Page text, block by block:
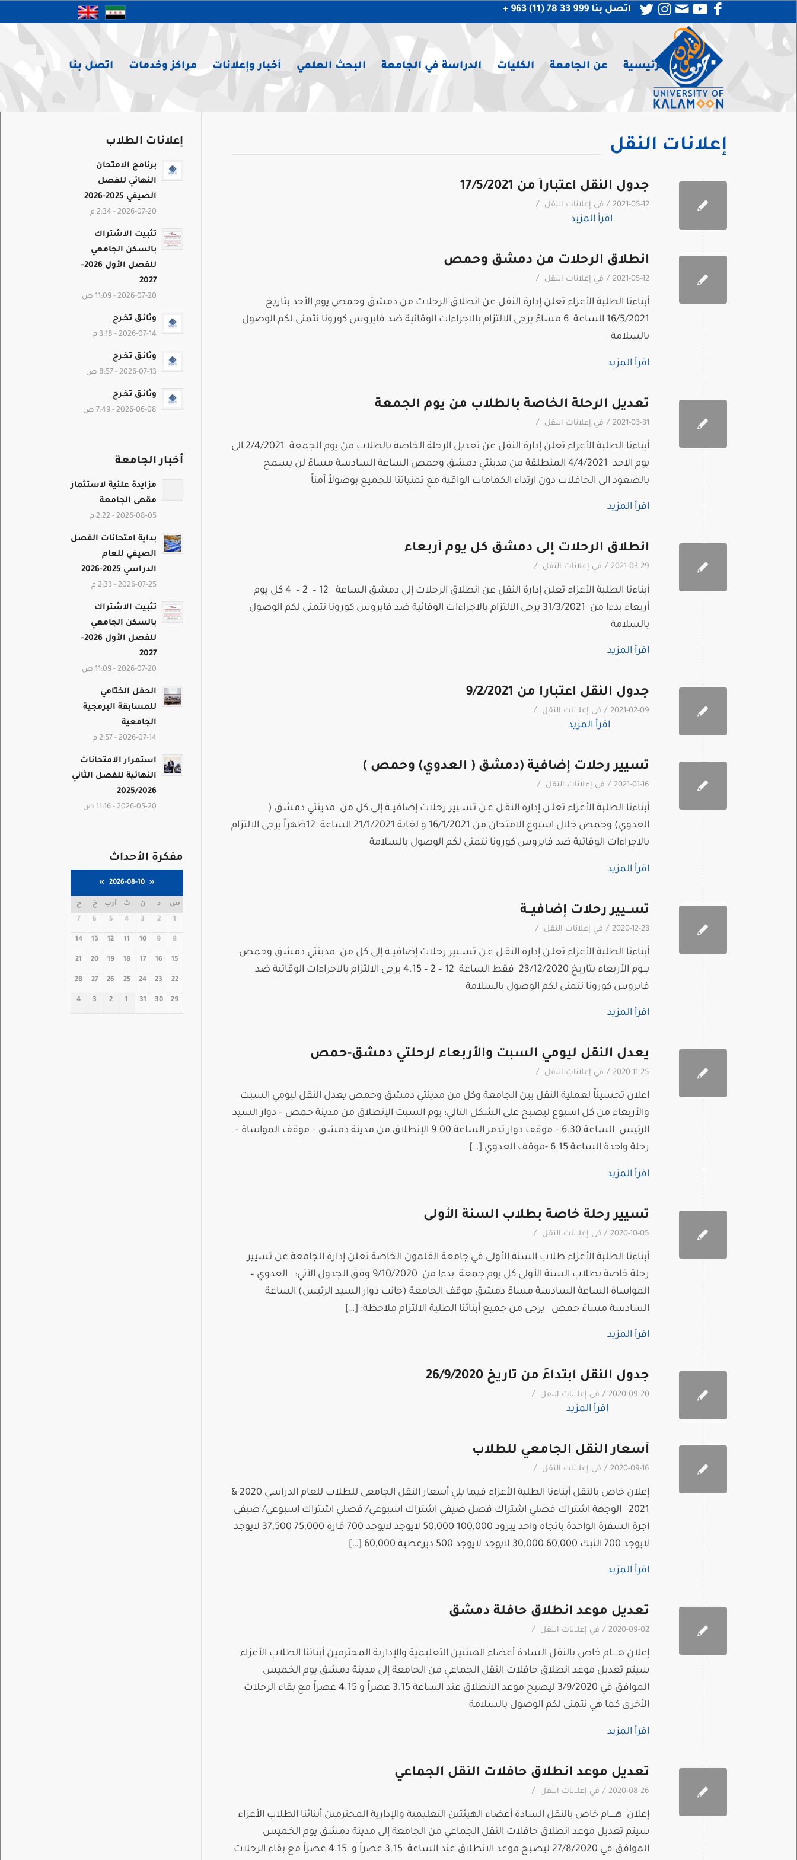
اتصل بنا 999 33 78 (11) 963 +
الرئيسية عن الجامعة الكليات الدراسة في الجامعة البحث العلمي أخبار وإعلانات مراكز وخدمات اتصل بنا
إعلانات النقل
جدول النقل اعتباراً من 17/5/2021
2021-05-12
/ في إعلانات النقل /
اقرأ المزيد
انطلاق الرحلات من دمشق وحمص
2021-05-12
/ في إعلانات النقل /
أبناءنا الطلبة الأعزاء تعلن إدارة النقل عن انطلاق الرحلات من دمشق وحمص يوم الأحد بتاريخ
16/5/2021 الساعة 6 مساءً يرجى الالتزام بالاجراءات الوقائية ضد فايروس كورونا نتمنى لكم الوصول
بالسلامة
اقرأ المزيد
تعديل الرحلة الخاصة بالطلاب من يوم الجمعة
2021-03-31
/ في إعلانات النقل /
أبناءنا الطلبة الأعزاء تعلن إدارة النقل عن تعديل الرحلة الخاصة بالطلاب من يوم الجمعة 2/4/2021 الى
يوم الاحد 4/4/2021 المنطلقة من مدينتي دمشق وحمص الساعة السادسة مساءً لن يسمح
بالصعود الى الحافلات دون ارتداء الكمامات الواقية مع تمنياتنا للجميع بوصولاً آمناً
اقرأ المزيد
انطلاق الرحلات إلى دمشق كل يوم أربعاء
2021-03-29
/ في إعلانات النقل /
أبناءنا الطلبة الأعزاء تعلن إدارة النقل عن انطلاق الرحلات إلى دمشق الساعة 12 – 2 – 4 كل يوم
أربعاء بدءا من 31/3/2021 يرجى الالتزام بالاجراءات الوقائية ضد فايروس كورونا نتمنى لكم الوصول
بالسلامة
اقرأ المزيد
جدول النقل اعتباراً من 9/2/2021
2021-02-09
/ في إعلانات النقل /
اقرأ المزيد
تسيير رحلات إضافية (دمشق ( العدوي) وحمص )
2021-01-16
/ في إعلانات النقل /
أبناءنا الطلبة الأعزاء تعلـن إدارة النقـل عـن تســيير رحلات إضافيــة إلى كل من مدينتي دمشق (
العدوي) وحمص خلال اسبوع الامتحان من 16/1/2021 و لغاية 21/1/2021 الساعة 12ظهراً يرجى الالتزام
بالاجراءات الوقائية ضد فايروس كورونا نتمنى لكم الوصول بالسلامة
اقرأ المزيد
تســيير رحلات إضافيــة
2020-12-23
/ في إعلانات النقل /
أبناءنا الطلبة الأعزاء تعلـن إدارة النقـل عـن تســيير رحلات إضافيــة إلى كل من مدينتي دمشق وحمص
يـــوم الأربعاء بتاريخ 23/12/2020 فقط الساعة 12 – 2 – 4.15 يرجى الالتزام بالاجراءات الوقائية ضد
فايروس كورونا نتمنى لكم الوصول بالسلامة
اقرأ المزيد
يعدل النقل ليومي السبت والأربعاء لرحلتي دمشق-حمص
2020-11-25
/ في إعلانات النقل /
اعلان تحسيناً لعملية النقل بين الجامعة وكل من مدينتي دمشق وحمص يعدل النقل ليومي السبت
والأربعاء من كل اسبوع ليصبح على الشكل التالي: يوم السبت الإنطلاق من مدينة حمص – دوار السيد
الرئيس الساعة 6.30 – موقف دوار تدمر الساعة 9.00 الإنطلاق من مدينة دمشق – موقف المواساة –
رحلة واحدة الساعة 6.15 -موقف العدوي […]
اقرأ المزيد
تسيير رحلة خاصة بطلاب السنة الأولى
2020-10-05
/ في إعلانات النقل /
أبناءنا الطلبة الأعزاء طلاب السنة الأولى في جامعة القلمون الخاصة تعلن إدارة الجامعة عن تسيير
رحلة خاصة بطلاب السنة الأولى كل يوم جمعة بدءا من 9/10/2020 وفق الجدول الآتي: العدوي –
المواساة الساعة السادسة مساءً دمشق موقف الجامعة (جانب دوار السيد الرئيس) الساعة
السادسة مساءً حمص يرجى من جميع أبنائنا الطلبة الالتزام ملاحظة: […]
اقرأ المزيد
جدول النقل ابتداءً من تاريخ 26/9/2020
2020-09-20
/ في إعلانات النقل /
اقرأ المزيد
أسعار النقل الجامعي للطلاب
2020-09-16
/ في إعلانات النقل /
إعلان خاص بالنقل أبناءنا الطلبة الأعزاء فيما يلي أسعار النقل الجامعي للطلاب للعام الدراسي 2020 &
2021 الوجهة اشتراك فصلي اشتراك فصل صيفي اشتراك اسبوعي/ فصلي اشتراك اسبوعي/ صيفي
اجرة السفرة الواحدة باتجاه واحد يبرود 100,000 50,000 لايوجد لايوجد 700 قارة 75,000 37,500 لايوجد
لايوجد 700 النبك 60,000 30,000 لايوجد لايوجد 500 ديرعطية 60,000 […]
اقرأ المزيد
تعديل موعد انطلاق حافلة دمشق
2020-09-02
/ في إعلانات النقل /
إعلان هـــــام خاص بالنقل السادة أعضاء الهيئتين التعليمية والإدارية المحترمين أبنائنا الطلاب الأعزاء
سيتم تعديل موعد انطلاق حافلات النقل الجماعي من الجامعة إلى مدينة دمشق يوم الخميس
الموافق في 3/9/2020 ليصبح موعد الانطلاق عند الساعة 3.15 عصراً و 4.15 عصراً مع بقاء الرحلات
الأخرى كما هي نتمنى لكم الوصول بالسلامة
اقرأ المزيد
تعديل موعد انطلاق حافلات النقل الجماعي
2020-08-26
/ في إعلانات النقل /
إعلان هـــــام خاص بالنقل السادة أعضاء الهيئتين التعليمية والإدارية المحترمين أبنائنا الطلاب الأعزاء
سيتم تعديل موعد انطلاق حافلات النقل الجماعي من الجامعة إلى مدينة دمشق يوم الخميس
الموافق في 27/8/2020 ليصبح موعد الانطلاق عند الساعة 3.15 عصراً و 4.15 عصراً مع بقاء الرحلات
إعلانات الطلاب
برنامج الامتحان
النهائي للفصل
الصيفي 2025-2026
2026-07-20 - 2:34 م
تثبيت الاشتراك
بالسكن الجامعي
للفصل الأول 2026-
2027
2026-07-20 - 11:09 ص
وثائـق تخـرج
2026-07-14 - 3:18 م
وثائـق تخـرج
2026-07-13 - 8:57 ص
وثائـق تخـرج
2026-06-08 - 7:49 ص
أخبار الجامعة
مزايدة علنية لاستثمار
مقهى الجامعة
2026-08-05 - 2:22 م
بداية امتحانات الفصل
الصيفي للعام
الدراسي 2025-2026
2026-07-25 - 2:33 م
تثبيت الاشتراك
بالسكن الجامعي
للفصل الأول 2026-
2027
2026-07-20 - 11:09 ص
الحفل الختامي
للمسابقة البرمجية
الجامعية
2026-07-14 - 2:57 م
استمرار الامتحانات
النهائية للفصل الثاني
2025/2026
2026-05-20 - 11:16 ص
مفكرة الأحداث
«
2026-08-10
»
س د ن ث أرب خ
ج
1
2
3
4
5
6
7
8
9
10
11
12
13
14
15
16
17
18
19
20
21
22
23
24
25
26
27
28
29
30
31
1
2
3
4